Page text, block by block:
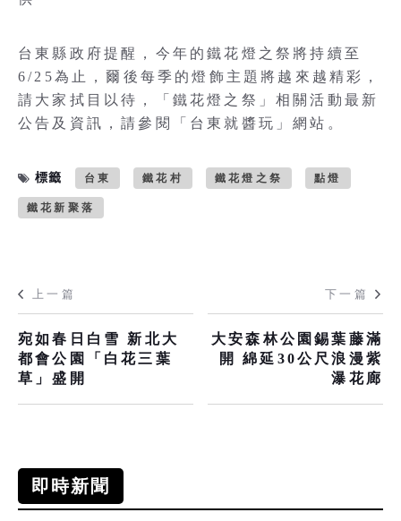
台東縣政府提醒，今年的鐵花燈之祭將持續至
6/25為止，爾後每季的燈飾主題將越來越精彩，
請大家拭目以待，「鐵花燈之祭」相關活動最新
公告及資訊，請參閱「台東就醬玩」網站。
標籤 台東 鐵花村 鐵花燈之祭 點燈
鐵花新聚落
上一篇
宛如春日白雪 新北大
都會公園「白花三葉
草」盛開
下一篇
大安森林公園錫葉藤滿
開 綿延30公尺浪漫紫
瀑花廊
即時新聞